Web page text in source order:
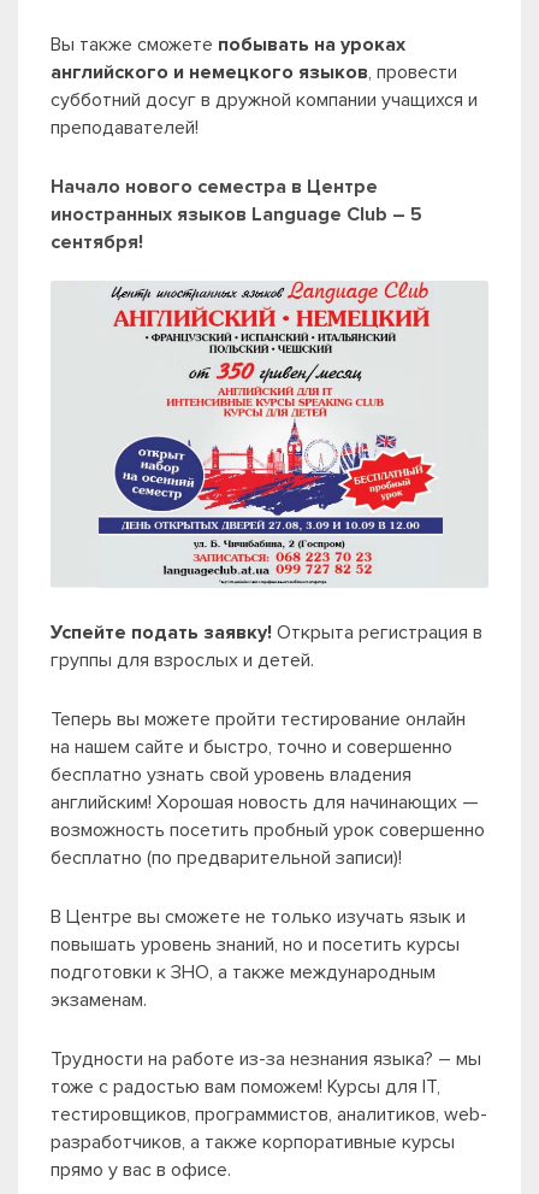
Вы также сможете побывать на уроках
английского и немецкого языков, провести
субботний досуг в дружной компании учащихся и
преподавателей!
Начало нового семестра в Центре
иностранных языков Language Club – 5
сентября!
Успейте подать заявку! Открыта регистрация в
группы для взрослых и детей.
Теперь вы можете пройти тестирование онлайн
на нашем сайте и быстро, точно и совершенно
бесплатно узнать свой уровень владения
английским! Хорошая новость для начинающих —
возможность посетить пробный урок совершенно
бесплатно (по предварительной записи)!
В Центре вы сможете не только изучать язык и
повышать уровень знаний, но и посетить курсы
подготовки к ЗНО, а также международным
экзаменам.
Трудности на работе из-за незнания языка? – мы
тоже с радостью вам поможем! Курсы для IT,
тестировщиков, программистов, аналитиков, web-
разработчиков, а также корпоративные курсы
прямо у вас в офисе.